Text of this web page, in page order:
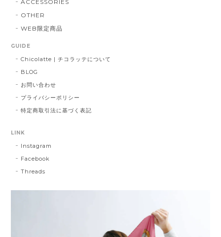
ACCESSORIES
OTHER
WEB限定商品
GUIDE
Chicolatte | チコラッテについて
BLOG
お問い合わせ
プライバシーポリシー
特定商取引法に基づく表記
LINK
Instagram
Facebook
Threads